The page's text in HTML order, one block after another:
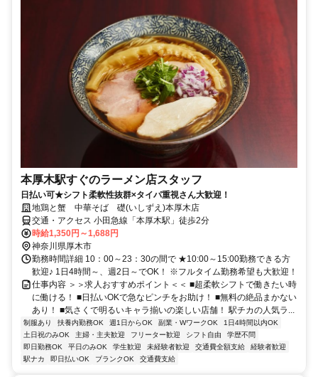
本厚木駅すぐのラーメン店スタッフ
日払い可★シフト柔軟性抜群×タイパ重視さん大歓迎！
地鶏と蟹 中華そば 礎(いしずえ)本厚木店
交通・アクセス 小田急線「本厚木駅」徒歩2分
時給1,350円～1,688円
神奈川県厚木市
勤務時間詳細 10：00～23：30の間で ★10:00～15:00勤務できる方
歓迎♪ 1日4時間～、週2日～でOK！ ※フルタイム勤務希望も大歓迎！
仕事内容 ＞＞求人おすすめポイント＜＜ ■超柔軟シフトで働きたい時
に働ける！ ■日払いOKで急なピンチをお助け！ ■無料の絶品まかない
あり！ ■気さくで明るいキャラ揃いの楽しい店舗！ 駅チカの人気ラ...
制服あり 扶養内勤務OK 週1日からOK 副業・WワークOK
1日4時間以内OK
土日祝のみOK
主婦・主夫歓迎 フリーター歓迎 シフト自由
学歴不問
即日勤務OK
平日のみOK 学生歓迎 未経験者歓迎 交通費全額支給
経験者歓迎
駅ナカ
即日払いOK ブランクOK 交通費支給